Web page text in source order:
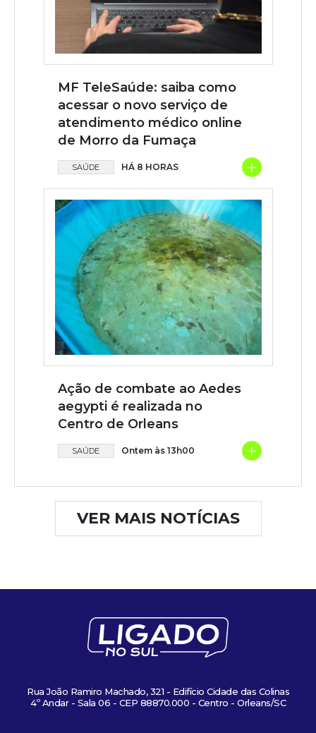
MF TeleSaúde: saiba como
acessar o novo serviço de
atendimento médico online
de Morro da Fumaça
SAÚDE HÁ 8 HORAS +
Ação de combate ao Aedes
aegypti é realizada no
Centro de Orleans
SAÚDE Ontem às 13h00 +
VER MAIS NOTÍCIAS
Rua João Ramiro Machado, 321 - Edifício Cidade das Colinas
4º Andar - Sala 06 - CEP 88870.000 - Centro - Orleans/SC